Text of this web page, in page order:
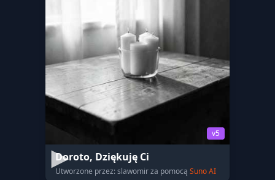
v5
Doroto, Dziękuję Ci
Utworzone przez: slawomir za pomocą Suno AI